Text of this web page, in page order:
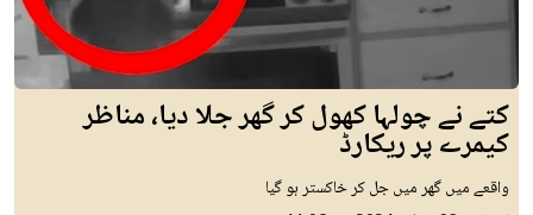
کتے نے چولہا کھول کر گھر جلا دیا، مناظر
کیمرے پر ریکارڈ
واقعے میں گھر میں جل کر خاکستر ہو گیا